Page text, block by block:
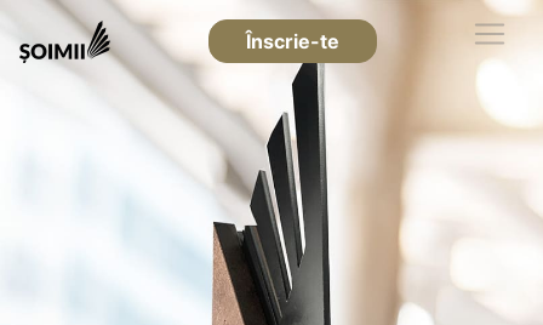
Înscrie-te